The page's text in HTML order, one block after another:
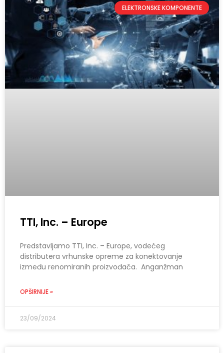
ELEKTRONSKE KOMPONENTE
TTI, Inc. – Europe
Predstavljamo TTI, Inc. – Europe, vodećeg
distributera vrhunske opreme za konektovanje
između renomiranih proizvođača. Anganžman
OPŠIRNIJE »
23/09/2024